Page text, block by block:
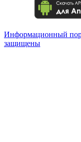
Информационный
защищены